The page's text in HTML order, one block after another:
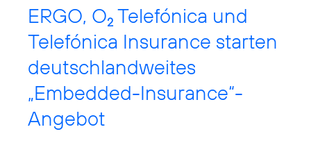
ERGO, O2 Telefónica und
Telefónica Insurance starten
deutschlandweites
„Embedded-Insurance“-
Angebot